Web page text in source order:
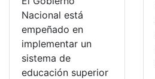
Nacional está
empeñado en
implementar un
sistema de
educación superior